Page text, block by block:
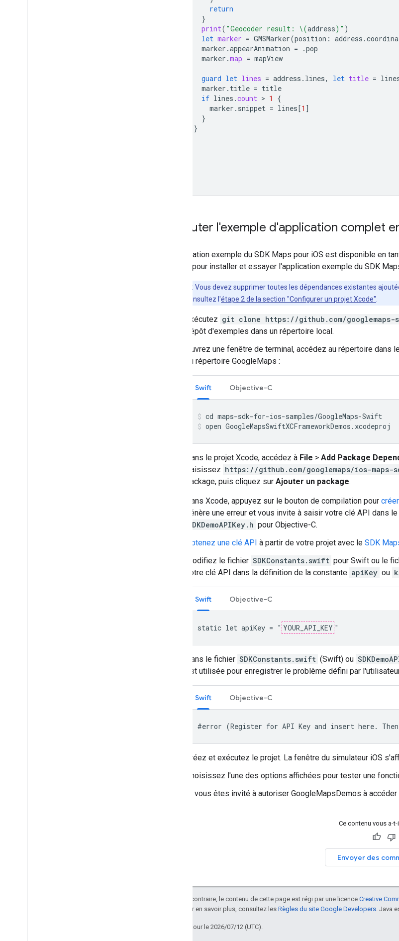
return
}
print( "Geocoder result: \(address) " )
let marker = GMSMarker(position : address .
marker .appearAnimation = .pop
marker .map = mapView
guard let lines = address . lines, let title =
marker . title = title
if lines .count > 1
{
marker . snippet = lines[1 ]
}
}
Exécuter l'exemple d'application complet
L'application exemple du SDK Maps pour iOS est disponible en
étapes pour installer et essayer l'application exemple du SDK
: Vous devez supprimer toutes les dépendances existantes
instructions, consultez l'étape 2 de la section "Configurer un projet Xcode"
Exécutez git clone https://github.com/googlemaps-
dépôt d'exemples dans un répertoire local.
Ouvrez une fenêtre de terminal, accédez au répertoire
au répertoire GoogleMaps :
Swift Objective-C
open GoogleMapsSwiftXCFrameworkDemos.xcodeproj
Dans le projet Xcode, accédez à File > Add Package
Saisissez https://github.com/googlemaps/ios-maps-
package, puis cliquez sur Ajouter un package.
Dans Xcode, appuyez sur le bouton de compilation pour
génère une erreur et vous invite à saisir votre clé API dans
SDKDemoAPIKey.h pour Objective-C.
Obtenez une clé API à partir de votre projet avec le SDK
Modifiez le fichier SDKConstants.swift pour Swift ou le
votre clé API dans la définition de la constante apiKey ou
Swift Objective-C
static let apiKey = " YOUR_API_KEY "
Dans le fichier SDKConstants.swift (Swift) ou
est utilisée pour enregistrer le problème défini par
Swift Objective-C
#error (Register for API Key and insert here.
Créez et exécutez le projet. La fenêtre du simulateur iOS
Choisissez l'une des options affichées pour tester une
Si vous êtes invité à autoriser GoogleMapsDemos à
Ce contenu vous a-t-
Envoyer des
Sauf indication contraire, le contenu de cette page est régi par une licence Creative
. Pour en savoir plus, consultez les Règles du site Google Developers . Java
Dernière mise à jour le 2026/07/12 (UTC).